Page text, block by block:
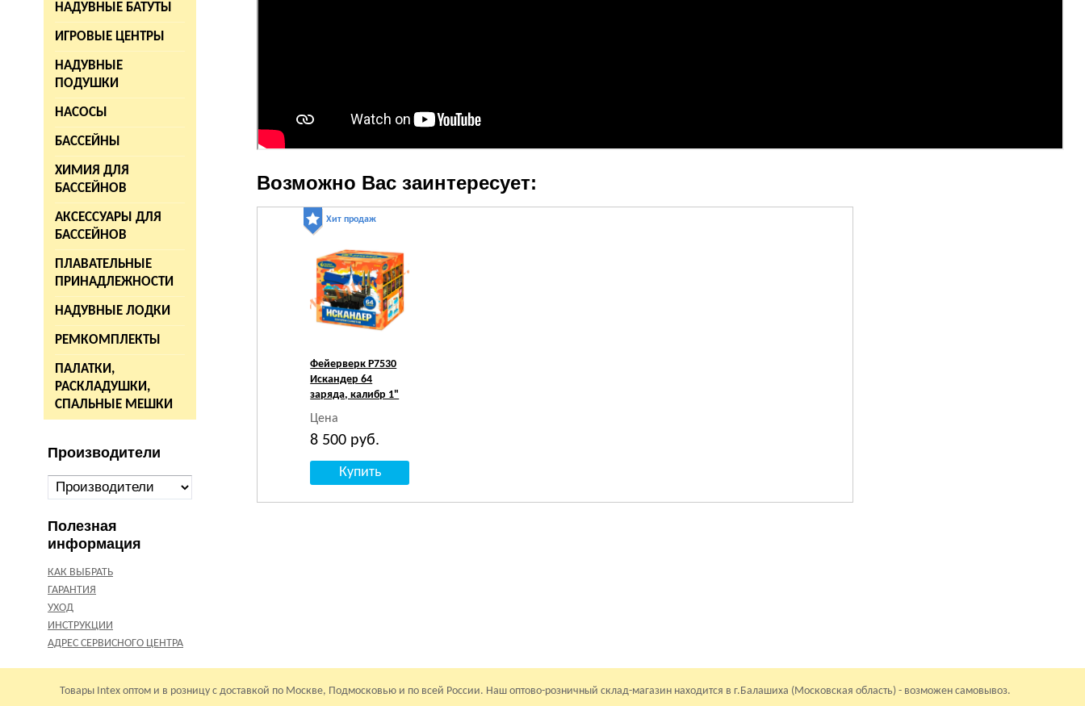
НАДУВНЫЕ БАТУТЫ
ИГРОВЫЕ ЦЕНТРЫ
НАДУВНЫЕ
ПОДУШКИ
НАСОСЫ
БАССЕЙНЫ
ХИМИЯ ДЛЯ
БАССЕЙНОВ
АКСЕССУАРЫ ДЛЯ
БАССЕЙНОВ
ПЛАВАТЕЛЬНЫЕ
ПРИНАДЛЕЖНОСТИ
НАДУВНЫЕ ЛОДКИ
РЕМКОМПЛЕКТЫ
ПАЛАТКИ,
РАСКЛАДУШКИ,
СПАЛЬНЫЕ МЕШКИ
Производители
Полезная
информация
КАК ВЫБРАТЬ
ГАРАНТИЯ
УХОД
ИНСТРУКЦИИ
АДРЕС СЕРВИСНОГО ЦЕНТРА
Возможно Вас заинтересует:
Хит продаж
Фейерверк Р7530
Искандер 64
заряда, калибр 1"
Цена
8 500 руб.
Товары Intex оптом и в розницу с доставкой по Москве, Подмосковью и по всей России. Наш оптово-розничный склад-магазин находится в г.Балашиха (Московская область) - возможен самовывоз.